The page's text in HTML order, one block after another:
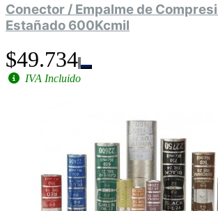
Conector / Empalme de
Estañado 600Kcmil
$49.734
IVA Incluido